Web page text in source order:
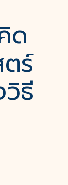
ด
ร์
ธี